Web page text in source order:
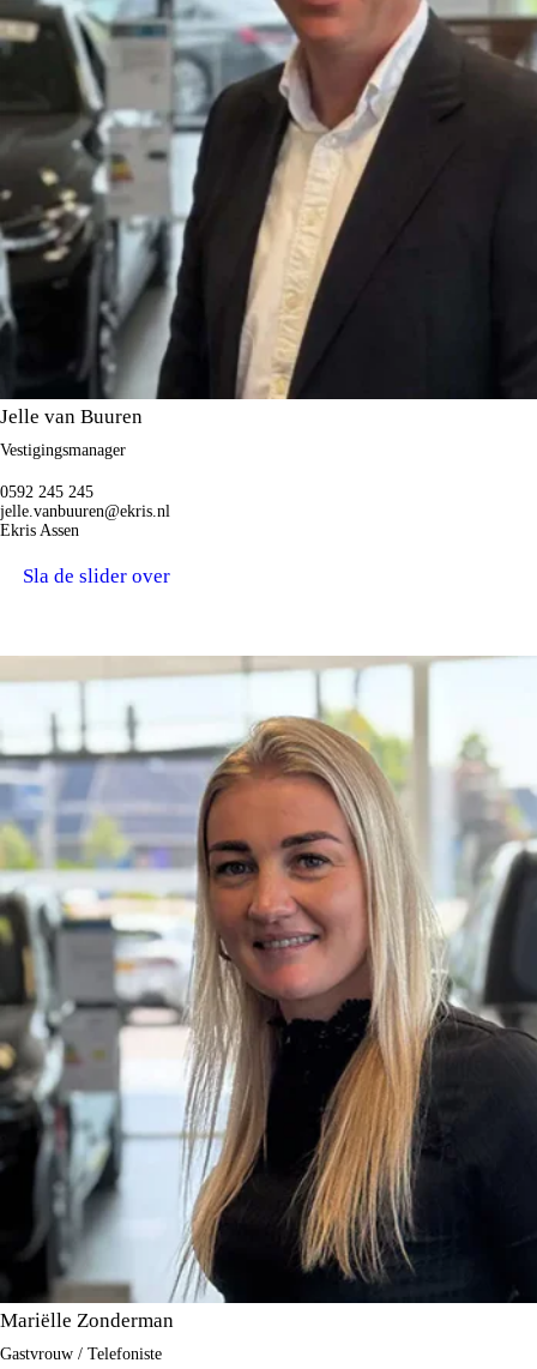
Jelle van Buuren
Vestigingsmanager
0592 245 245
jelle.vanbuuren@ekris.nl
Ekris Assen
VRIENDELIJK ONTHAAL.
Sla de slider over
Mariëlle Zonderman
Gastvrouw / Telefoniste